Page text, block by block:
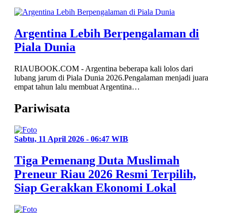
Argentina Lebih Berpengalaman di
Piala Dunia
RIAUBOOK.COM - Argentina beberapa kali lolos dari
lubang jarum di Piala Dunia 2026.Pengalaman menjadi juara
empat tahun lalu membuat Argentina…
Pariwisata
Sabtu, 11 April 2026 - 06:47 WIB
Tiga Pemenang Duta Muslimah
Preneur Riau 2026 Resmi Terpilih,
Siap Gerakkan Ekonomi Lokal